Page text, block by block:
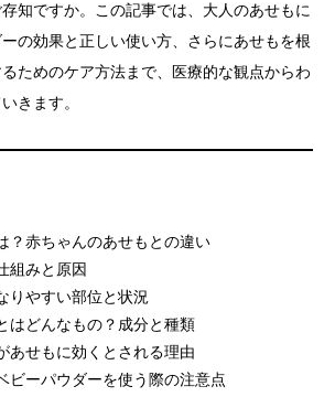
知ですか。この記事では、大人のあせもに
の効果と正しい使い方、さらにあせもを根
ためのケア方法まで、医療的な観点からわ
きます。
？赤ちゃんのあせもとの違い
組みと原因
りやすい部位と状況
はどんなもの？成分と種類
あせもに効くとされる理由
ビーパウダーを使う際の注意点